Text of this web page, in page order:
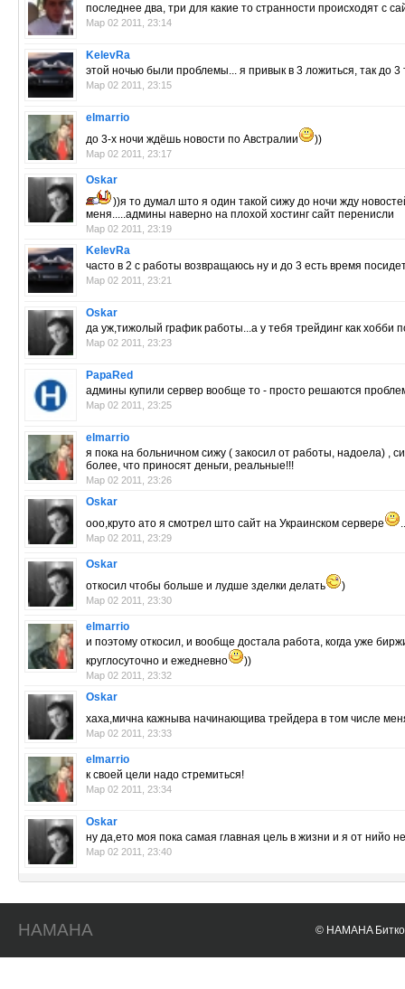
последнее два, три для какие то странности происходят с
Мар 02 2011, 23:14
KelevRa
этой ночью были проблемы... я привык в 3 ложиться, так до 3
Мар 02 2011, 23:15
elmarrio
до 3-х ночи ждёшь новости по Австралии
))
Мар 02 2011, 23:17
Oskar
))я то думал што я один такой сижу до ночи жду
меня.....админы наверно на плохой хостинг сайт перенисли
Мар 02 2011, 23:19
KelevRa
часто в 2 с работы возвращаюсь ну и до 3 есть время
Мар 02 2011, 23:21
Oskar
да уж,тижолый график работы...а у тебя трейдинг как хобби
Мар 02 2011, 23:23
PapaRed
админы купили сервер вообще то - просто решаются
Мар 02 2011, 23:25
elmarrio
я пока на больничном сижу ( закосил от работы, надоела) ,
более, что приносят деньги, реальные!!!
Мар 02 2011, 23:26
Oskar
ооо,круто ато я смотрел што сайт на Украинском сервере
Мар 02 2011, 23:29
Oskar
откосил чтобы больше и лудше зделки делать
)
Мар 02 2011, 23:30
elmarrio
и поэтому откосил, и вообще достала работа, когда уже
круглосуточно и ежедневно
))
Мар 02 2011, 23:32
Oskar
хаха,мична кажныва начинающива трейдера в том числе
Мар 02 2011, 23:33
elmarrio
к своей цели надо стремиться!
Мар 02 2011, 23:34
Oskar
ну да,ето моя пока самая главная цель в жизни и я от нийо
Мар 02 2011, 23:40
HAMAHA © HAMAHA